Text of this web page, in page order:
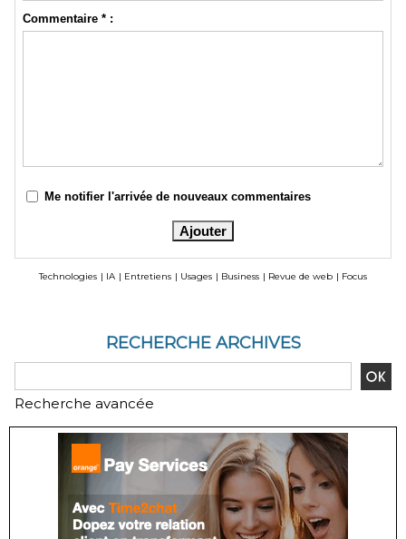
Commentaire * :
Me notifier l'arrivée de nouveaux commentaires
Technologies | IA | Entretiens | Usages | Business | Revue de web | Focus
RECHERCHE ARCHIVES
Recherche avancée